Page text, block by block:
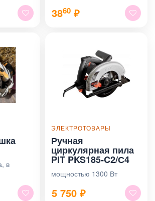
3860 ₽
в
ЭЛЕКТРОТОВАРЫ
Ручная
циркулярная пила
PIT PKS185-C2/С4
мощностью 1300 Вт
5 750 ₽